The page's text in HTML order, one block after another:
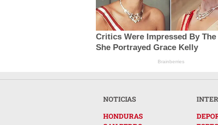
Critics Were Impressed By The
She Portrayed Grace Kelly
Brainberries
NOTICIAS
HONDURAS